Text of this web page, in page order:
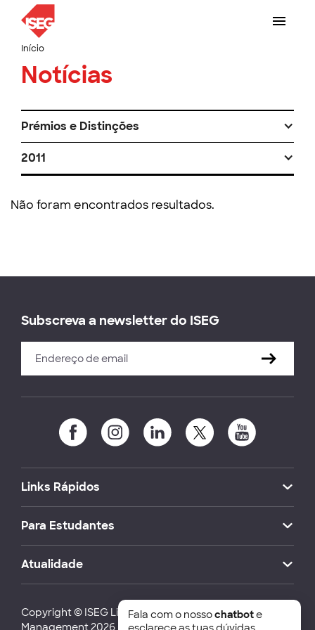
Início
Notícias
Prémios e Distinções
2011
Não foram encontrados resultados.
Subscreva a newsletter do ISEG
Links Rápidos
Para Estudantes
Atualidade
Copyright © ISEG Lisbon School of Economics and
Management 2026
Fala com o nossochatbote